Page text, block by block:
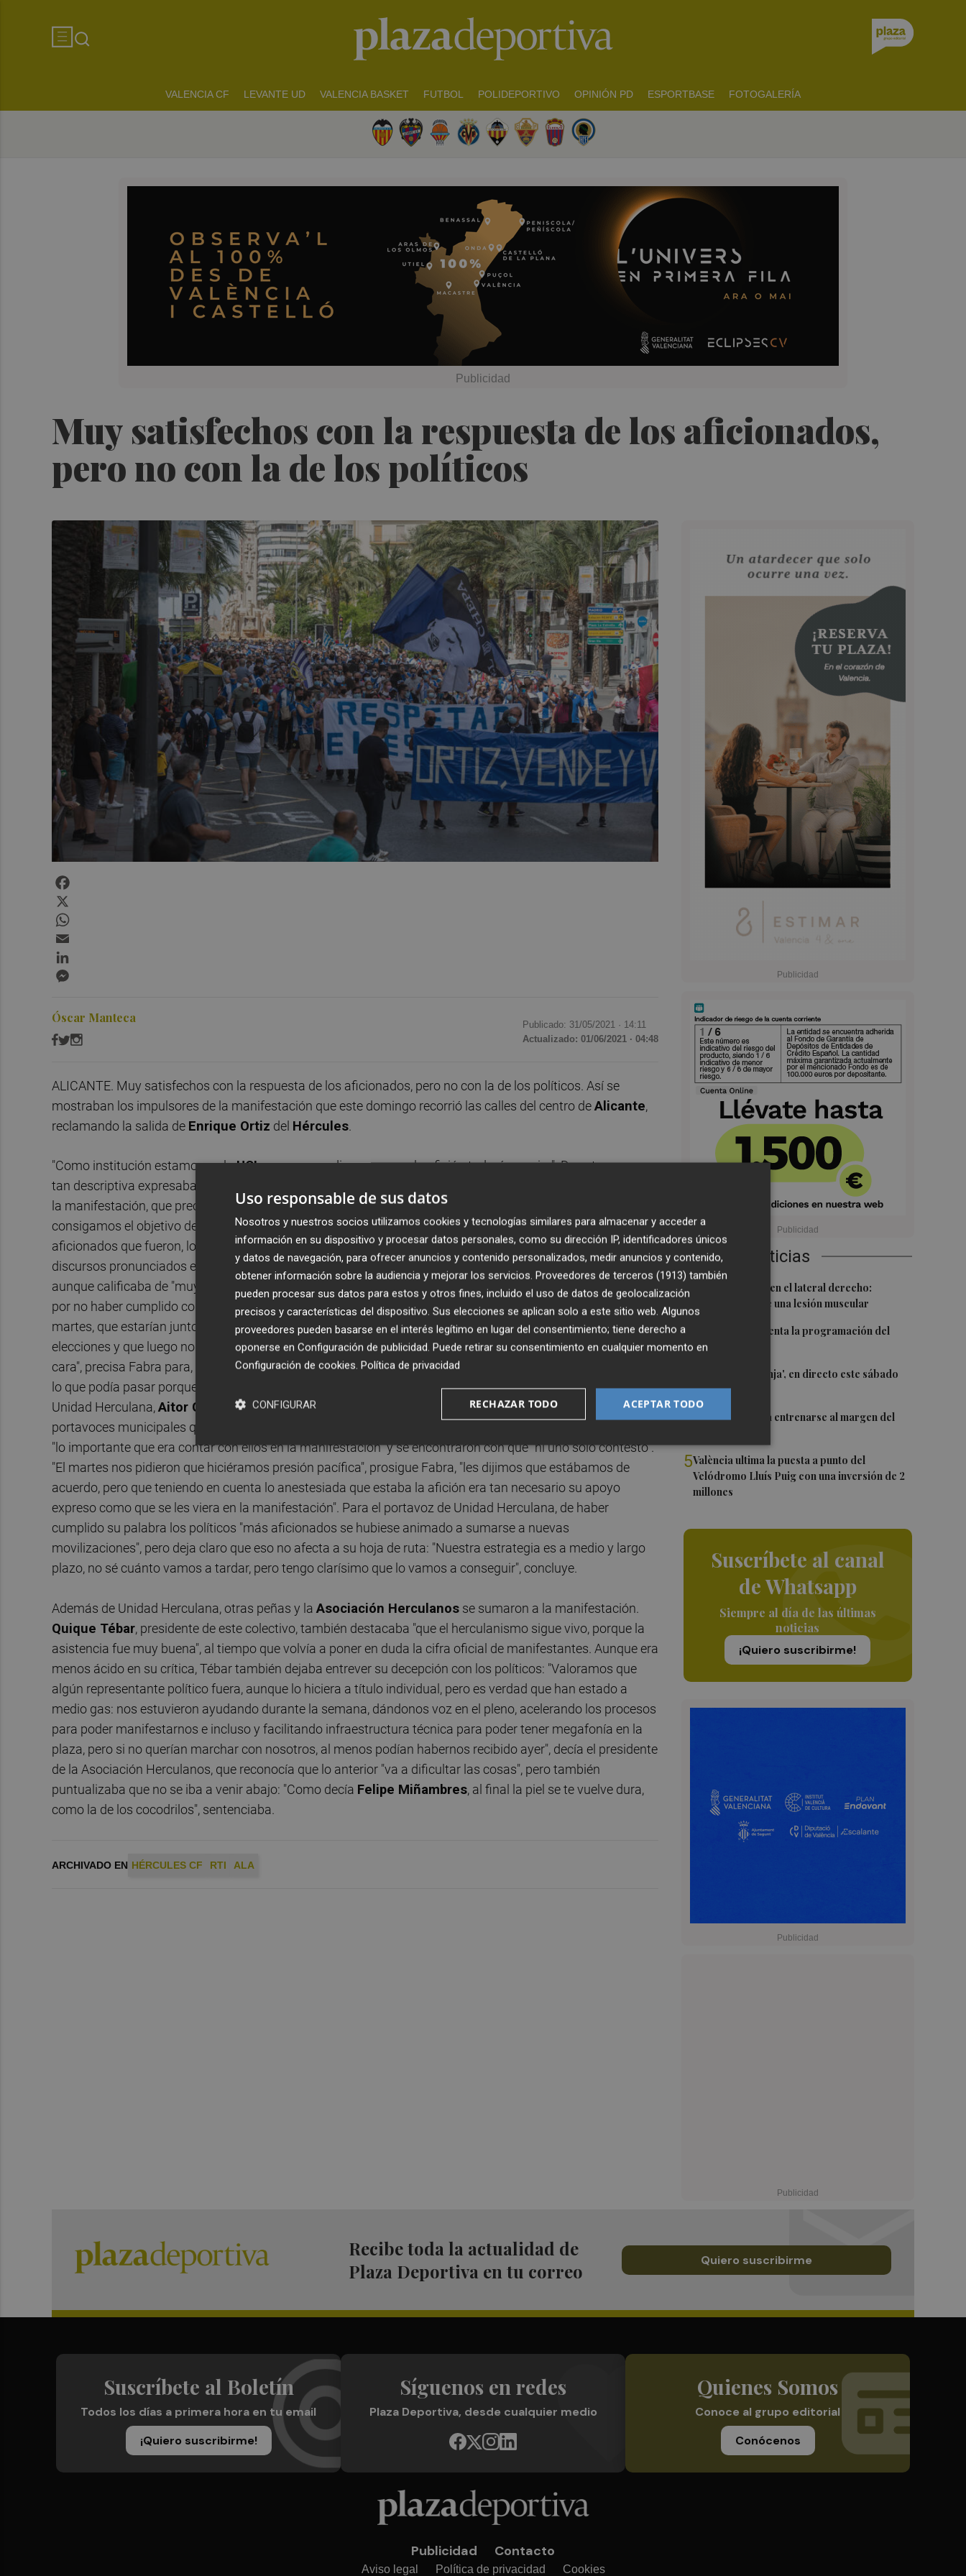
VALENCIA CF LEVANTE UD VALENCIA BASKET FUTBOL POLIDEPORTIVO OPINIÓN PD ESPORTBASE FOTOGALERÍA
Muy satisfechos con la respuesta de los aficionados,
pero no con la de los políticos
Últimas Noticias
1
Más problemas en el lateral derecho:
Monferrer sufre una lesión muscular
2
El Valencia presenta la programación del
Trofeu Taronja
El 'Trofeu Taronja', en directo este sábado
por À Punt
4Almeida vuelve a entrenarse al margen del
5València ultima la puesta a punto del
Velódromo Lluís Puig con una inversión de 2
millones
Suscríbete al canal
de Whatsapp
Siempre al día de las últimas
noticias
¡Quiero suscribirme!
Óscar Manteca Publicado: 31/05/2021 · 14:11
Actualizado: 01/06/2021 · 04:48
ALICANTE. Muy satisfechos con la respuesta de los aficionados, pero no con la de los políticos. Así se
mostraban los impulsores de la manifestación que este domingo recorrió las calles del centro deAlicante,
reclamando la salida de Enrique Ortiz del Hércules.
"Como institución estamos en laUCI, pero ayer pudimos ver que la afición todavía respira". De esta manera
tan descriptiva expresaba
la manifestación, que precisamente convocó el colectivo por el que habla. "No hay que celebrar hasta que
consigamos el objetivo de que salgaOrtizdel club, pero estamos muy satisfechos con la respuesta de los
aficionados que fueron, lo dieron todo", señalaba aAlicante PlazaFabra, que ponía el acento en los
discursos pronunciados en la
plaza del Ayuntamientoporque "se dijeron verdades como puños". Eso sí,
aunque calificaba de "muy bonito todo", en Unidad Herculana" no escondían su decepción "con los políticos"
por no haber cumplido con su palabra, toda vez que les prometieron a los aficionados, en la reunión del
martes, que estarían junto a ellos en la manifestación: "Uno puede votar a un partido determinado en unas
elecciones y que luego no cumpla su programa, pero esto me duele más porque es como que te mienten a la
cara", precisa Fabra para, a continuación, explicar que durante la semana ya se fueron haciendo una idea de
lo que podía pasar porque "al fin y al cabo son políticos" y desvelar que tanto él como el presidente de
Unidad Herculana,Aitor García
, le remitieron el pasado viernes un correo electrónico a cada uno de los
portavoces municipales que se reunieron con nosotros expresándoles su agradecimiento y recordándoles
"lo importante que era contar con ellos en la manifestación" y se encontraron con que "ni uno solo contestó".
"El martes nos pidieron que hiciéramos presión pacífica", prosigue Fabra, "les dijimos que estábamos de
acuerdo, pero que teniendo en cuenta lo anestesiada que estaba la afición era tan necesario su apoyo
expreso como que se les viera en la manifestación". Para el portavoz de Unidad Herculana, de haber
cumplido su palabra los políticos "más aficionados se hubiese animado a sumarse a nuevas
movilizaciones", pero deja claro que eso no afecta a su hoja de ruta: "Nuestra estrategia es a medio y largo
plazo, no sé cuánto vamos a tardar, pero tengo clarísimo que lo vamos a conseguir", concluye.
Además de Unidad Herculana, otras peñas y la Asociación Herculanos se sumaron a la manifestación.
Quique Tébar, presidente de este colectivo, también destacaba "que el herculanismo sigue vivo, porque la
asistencia fue muy buena", al tiempo que volvía a poner en duda la cifra oficial de manifestantes. Aunque era
menos ácido en su crítica, Tébar también dejaba entrever su decepción con los políticos: "Valoramos que
algún representante político fuera, aunque lo hiciera a título individual, pero es verdad que han estado a
medio gas: nos estuvieron ayudando durante la semana, dándonos voz en el pleno, acelerando los procesos
para poder manifestarnos e incluso y facilitando infraestructura técnica para poder tener megafonía en la
plaza, pero si no querían marchar con nosotros, al menos podían habernos recibido ayer", decía el presidente
de la Asociación Herculanos, que reconocía que lo anterior "va a dificultar las cosas", pero también
puntualizaba que no se iba a venir abajo: "Como decía Felipe Miñambres, al final la piel se te vuelve dura,
como la de los cocodrilos", sentenciaba.
ARCHIVADO EN HÉRCULES CF RTI ALA
Recibe toda la actualidad de
Plaza Deportiva en tu correo
Quiero suscribirme
Suscríbete al Boletín
Todos los días a primera hora en tu email
¡Quiero suscribirme!
Síguenos en redes
Plaza Deportiva, desde cualquier medio
Quienes Somos
Conoce al grupo editorial
Conócenos
Publicidad Contacto
Aviso legal Política de privacidad Cookies
Uso responsable de sus datos
Nosotros y nuestros socios utilizamos cookies y tecnologías similares para almacenar y acceder a
información en su dispositivo y procesar datos personales, como su dirección IP, identificadores únicos
y datos de navegación, para ofrecer anuncios y contenido personalizados, medir anuncios y contenido,
obtener información sobre la audiencia y mejorar los servicios. Proveedores de terceros (1913) también
pueden procesar sus datos para estos y otros fines, incluido el uso de datos de geolocalización
precisos y características del dispositivo. Sus elecciones se aplican solo a este sitio web. Algunos
proveedores pueden basarse en el interés legítimo en lugar del consentimiento; tiene derecho a
oponerse en Configuración de publicidad. Puede retirar su consentimiento en cualquier momento en
Configuración de cookies. Política de privacidad
ACEPTAR TODO
RECHAZAR TODO
CONFIGURAR